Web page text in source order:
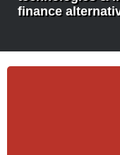
finance